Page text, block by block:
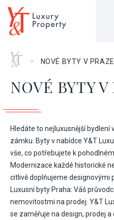
Главная
> NOVÉ BYTY V
NOVÉ BYTY V
Hledáte to nejluxusnější bydlení
zámku. Byty v nabídce Y&T
vše, co potřebujete k
Modernizace každé historické
citlivě doplňujeme designovými
Luxusní byty Praha: Váš
nemovitostmi na prodej. Y&T
se zaměřuje na design, prodej